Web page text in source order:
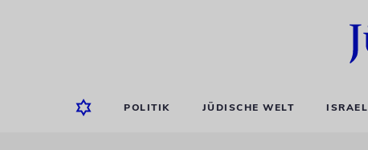
POLITIK JÜDISCHE WELT ISRAEL